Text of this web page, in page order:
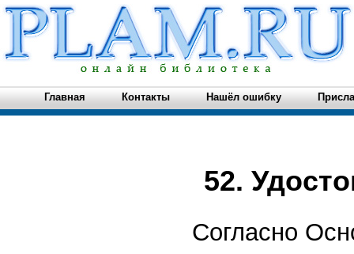
Главная Контакты Нашёл ошибку
52.
Согласно